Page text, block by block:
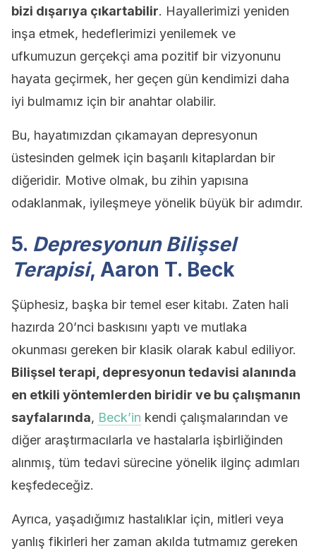
bizi dışarıya çıkartabilir. Hayallerimizi yeniden
inşa etmek, hedeflerimizi yenilemek ve
ufkumuzun gerçekçi ama pozitif bir vizyonunu
hayata geçirmek, her geçen gün kendimizi daha
iyi bulmamız için bir anahtar olabilir.
Bu, hayatımızdan çıkamayan depresyonun
üstesinden gelmek için başarılı kitaplardan bir
diğeridir. Motive olmak, bu zihin yapısına
odaklanmak, iyileşmeye yönelik büyük bir adımdır.
5. Depresyonun Bilişsel
Terapisi, Aaron T. Beck
Şüphesiz, başka bir temel eser kitabı. Zaten hali
hazırda 20’nci baskısını yaptı ve mutlaka
okunması gereken bir klasik olarak kabul ediliyor.
Bilişsel terapi, depresyonun tedavisi alanında
en etkili yöntemlerden biridir ve bu çalışmanın
sayfalarında, Beck’in kendi çalışmalarından ve
diğer araştırmacılarla ve hastalarla işbirliğinden
alınmış, tüm tedavi sürecine yönelik ilginç adımları
keşfedeceğiz.
Ayrıca, yaşadığımız hastalıklar için, mitleri veya
yanlış fikirleri her zaman akılda tutmamız gereken